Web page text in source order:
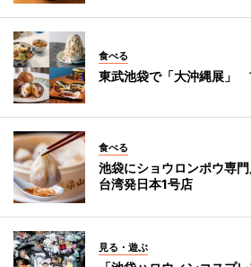
食べる
東武池袋で「大沖縄展」
食べる
池袋にショウロンポウ専
台湾発日本1号店
見る・遊ぶ